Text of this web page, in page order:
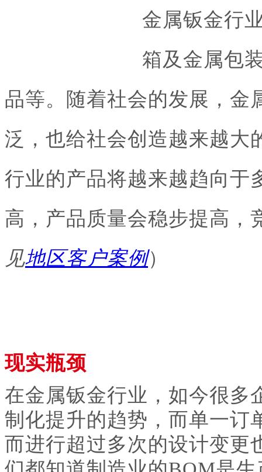
金属钣金行
箱及金属包
品等。随着社会的发展，金
泛，也给社会创造越来越大
行业的产品将越来越趋向于
高，产品质量会稳步提高，
见地区客户案例）
现实瓶颈
在金属钣金行业，如今很多
制化提升的趋势，而单一订
而进行超过多次的设计变更